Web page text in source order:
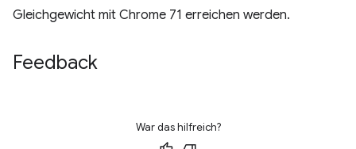
Gleichgewicht mit Chrome 71 erreichen werden.
Feedback
War das hilfreich?